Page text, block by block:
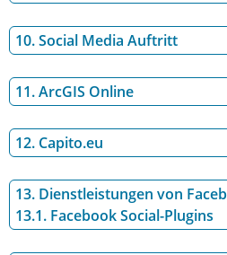
10. Social Media Auftritt
11. ArcGIS Online
12. Capito.eu
13. Dienstleistungen von
13.1. Facebook Social-Plugins